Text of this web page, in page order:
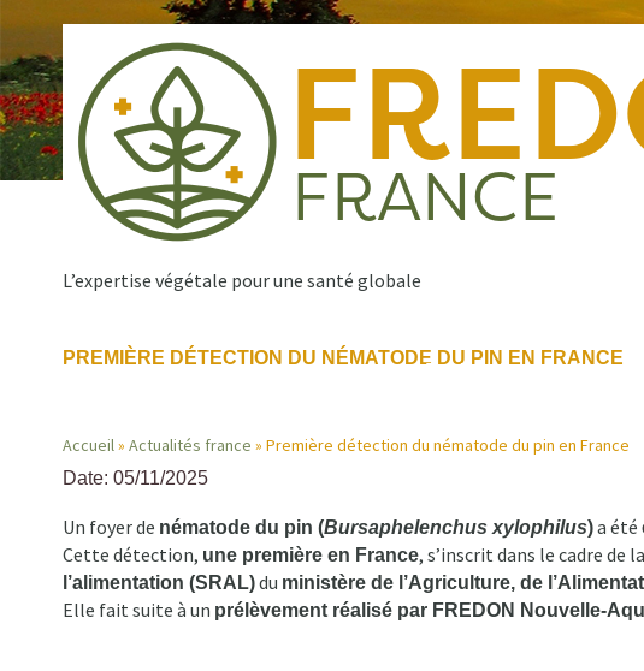
contenu
principal
L’expertise végétale pour une santé globale
Navigation
principale
Qui sommes nous ? Nos missions Publications Nous
PREMIÈRE DÉTECTION DU NÉMATODE DU PIN EN FRANCE
Fil
d'Ariane
Accueil Actualités france Première détection du nématode du pin en France
Date: 05/11/2025
Un foyer de nématode du pin (Bursaphelenchus xylophilus)a été
Cette détection, une première en France, s’inscrit dans le cadre de la
l’alimentation (SRAL)du ministère de l’Agriculture, de
Elle fait suite à un prélèvement réalisé par FREDON Nouvelle-